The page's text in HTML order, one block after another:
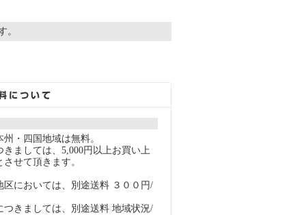
。
・四国地域は無料。
きましては、5,000円以上お買い上
せて頂きます。
区においては、別途送料 ３００円/
つきましては、別途送料 地域状況/